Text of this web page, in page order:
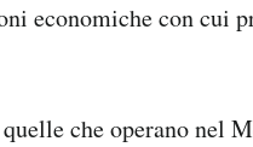
economiche con cui
che operano nel